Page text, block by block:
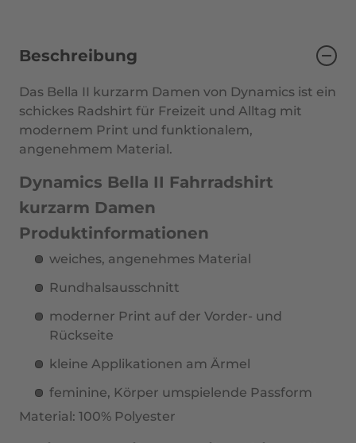
Beschreibung
Das Bella II kurzarm Damen von Dynamics ist ein
schickes Radshirt für Freizeit und Alltag mit
modernem Print und funktionalem,
angenehmem Material.
Dynamics Bella II Fahrradshirt
kurzarm Damen
Produktinformationen
weiches, angenehmes Material
Rundhalsausschnitt
moderner Print auf der Vorder- und
Rückseite
kleine Applikationen am Ärmel
feminine, Körper umspielende Passform
Material: 100% Polyester